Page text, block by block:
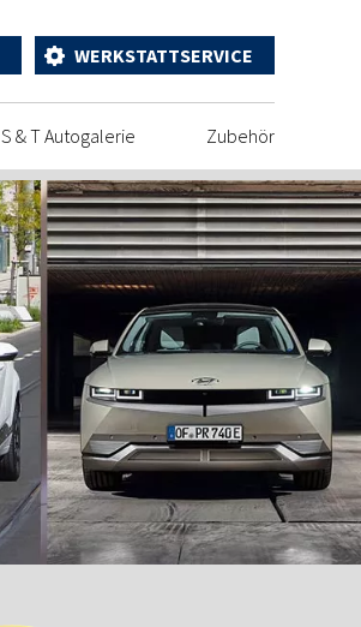
WERKSTATTSERVICE
S & T Autogalerie Zubehör